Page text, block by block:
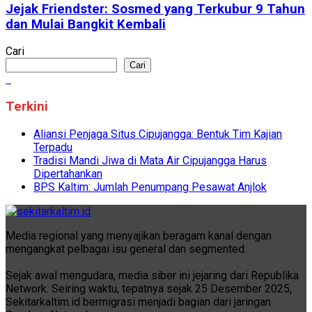
Jejak Friendster: Sosmed yang Terkubur 9 Tahun
dan Mulai Bangkit Kembali
Cari
Cari
Terkini
Aliansi Penjaga Situs Cipujangga: Bentuk Tim Kajian
Terpadu
Tradisi Mandi Jiwa di Mata Air Cipujangga Harus
Dipertahankan
BPS Kaltim: Jumlah Penumpang Pesawat Anjlok
Media regional yang menyajikan beragam kanal dengan
mengangkat pelbagai isu general dan segmented.
Sejak awal mengudara, media siber ini jejaring dari Republika
Network. Seiring waktu, tepatnya sejak 25 Desember 2025,
Sekitarkaltim.id bermigrasi menjadi bagian dari jaringan